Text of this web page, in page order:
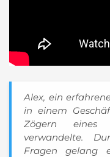
Alex, ein
in einem
Zögern eines
verwandelte.
Fragen gelang